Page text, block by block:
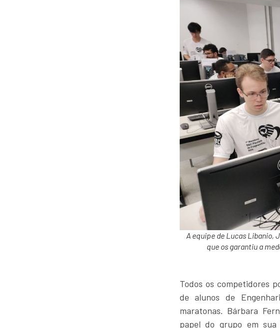
A equipe de Lucas Libanio,
que os garantiu a
Todos os competidores
de alunos de
maratonas. Bárbara
papel do grupo em sua